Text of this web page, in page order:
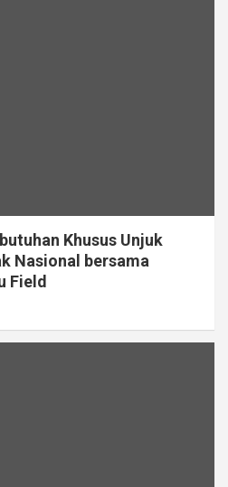
Khusus Unjuk
Nasional bersama
Field